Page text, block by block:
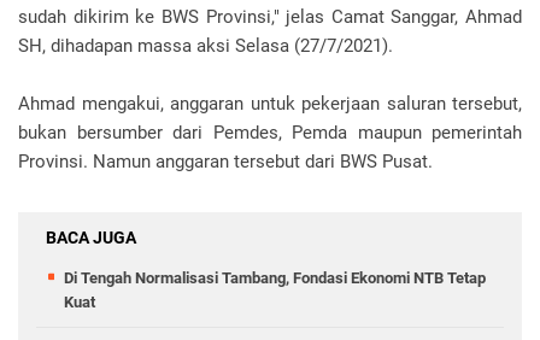
sudah dikirim ke BWS Provinsi," jelas Camat Sanggar, Ahmad
SH, dihadapan massa aksi Selasa (27/7/2021).
Ahmad mengakui, anggaran untuk pekerjaan saluran tersebut,
bukan bersumber dari Pemdes, Pemda maupun pemerintah
Provinsi. Namun anggaran tersebut dari BWS Pusat.
BACA JUGA
Di Tengah Normalisasi Tambang, Fondasi Ekonomi NTB Tetap
Kuat